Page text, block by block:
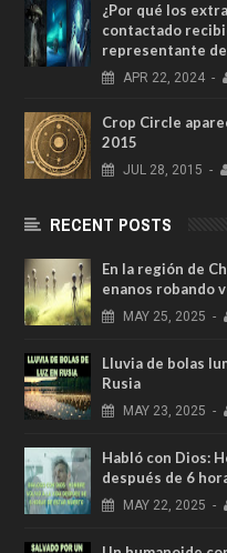
¿Por qué los
contactado
representante de
APR 22, 2024 -
Crop Circle
2015
JUL 28, 2015 -
RECENT POSTS
En la región de
enanos robando
MAY 25, 2025 -
Lluvia de bolas
Rusia
MAY 23, 2025 -
Habló con Dios:
después de 6
MAY 22, 2025 -